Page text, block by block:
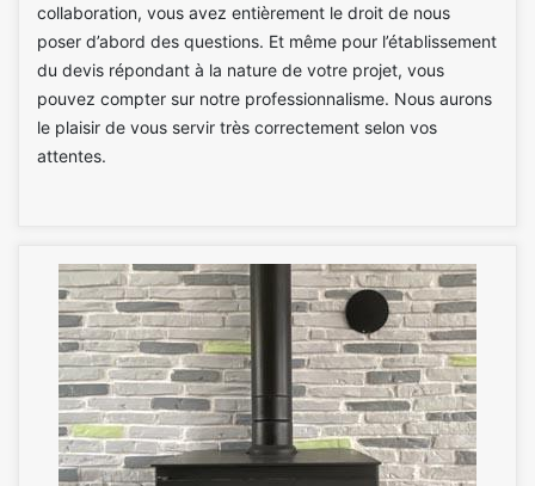
collaboration, vous avez entièrement le droit de nous
poser d’abord des questions. Et même pour l’établissement
du devis répondant à la nature de votre projet, vous
pouvez compter sur notre professionnalisme. Nous aurons
le plaisir de vous servir très correctement selon vos
attentes.